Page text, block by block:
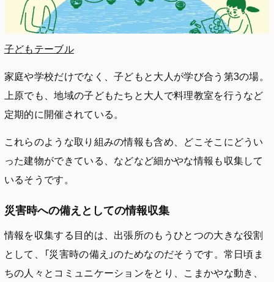
子どもテーブル
家庭や学校だけでなく、子どもと大人が学び合う第3の場。
上原でも、地域の子どもたちと大人で料理教室を行うなど
定期的に開催されている。
これらのような取り組みの情報も含め、どこそこにどうい
った建物ができている、などなど細かやな情報も収集して
いるそうです。
災害時への備えとしての情報収集
情報を収集する目的は、出張所のもうひとつの大きな役割
として、「災害時の備え」のためなのだそうです。常日頃ま
ちの人々とコミュニケーションをとり、こまかやな動き、